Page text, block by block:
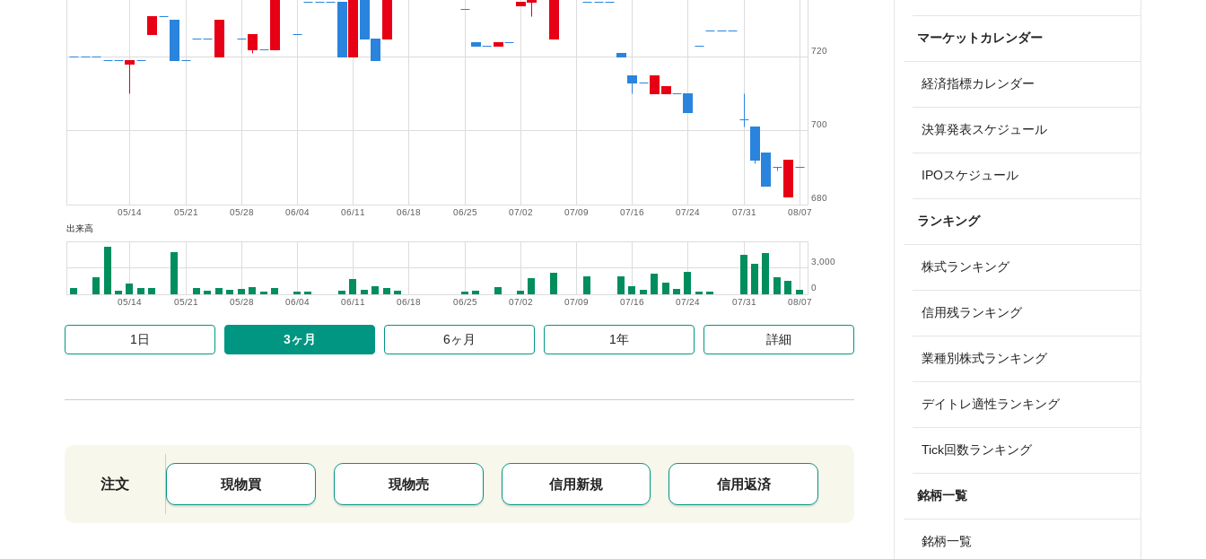
08/07
07/31
07/24
07/16
07/09
07/02
06/25
06/18
06/11
06/04
05/28
05/21
05/14
680
700
720
出来高
08/07
07/31
07/24
07/16
07/09
07/02
06/25
06/18
06/11
06/04
05/28
05/21
05/14
0
3,000
1日 3ヶ月 6ヶ月 1年 詳細
注文 現物買 現物売 信用新規 信用返済
マーケットカレンダー
経済指標カレンダー
決算発表スケジュール
IPOスケジュール
ランキング
株式ランキング
信用残ランキング
業種別株式ランキング
デイトレ適性ランキング
Tick回数ランキング
銘柄一覧
銘柄一覧